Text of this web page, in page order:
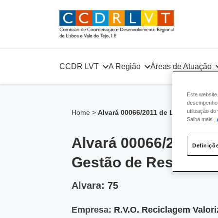
CCDR LVT A Região Áreas de Atuação
Home > Alvará 00066/2011 de Licença para
Alvará 00066/2011
Gestão de Resíduos
Alvara: 75
Empresa: R.V.O. Reciclagem
Este
utilização do
Saiba mais